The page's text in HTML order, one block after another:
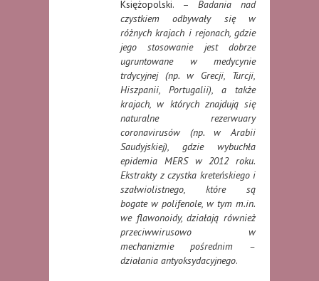
Księżopolski. – Badania nad
czystkiem odbywały się w
różnych krajach i rejonach, gdzie
jego stosowanie jest dobrze
ugruntowane w medycynie
trdycyjnej (np. w Grecji, Turcji,
Hiszpanii, Portugalii), a także
krajach, w których znajdują się
naturalne rezerwuary
coronavirusów (np. w Arabii
Saudyjskiej), gdzie wybuchła
epidemia MERS w 2012 roku.
Ekstrakty z czystka kreteńskiego i
szałwiolistnego, które są
bogate w polifenole, w tym m.in.
we flawonoidy, działają również
przeciwwirusowo w
mechanizmie pośrednim –
działania antyoksydacyjnego.